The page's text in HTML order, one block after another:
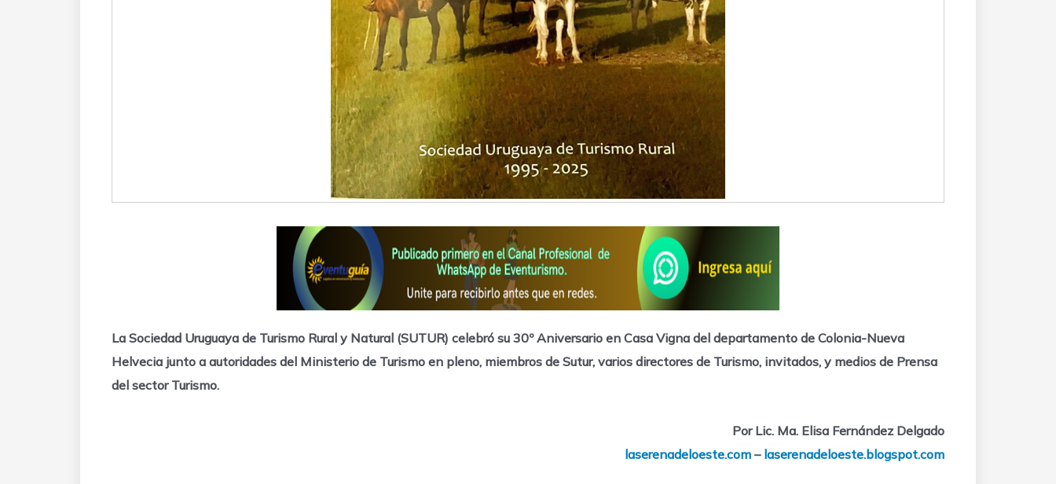
La Sociedad Uruguaya de Turismo Rural y Natural (SUTUR) celebró su 30º Aniversario en Casa Vigna del departamento de Colonia-Nueva
Helvecia junto a autoridades del Ministerio de Turismo en pleno, miembros de Sutur, varios directores de Turismo, invitados, y medios de Prensa
del sector Turismo.
Por Lic. Ma. Elisa Fernández Delgado
laserenadeloeste.com – laserenadeloeste.blogspot.com